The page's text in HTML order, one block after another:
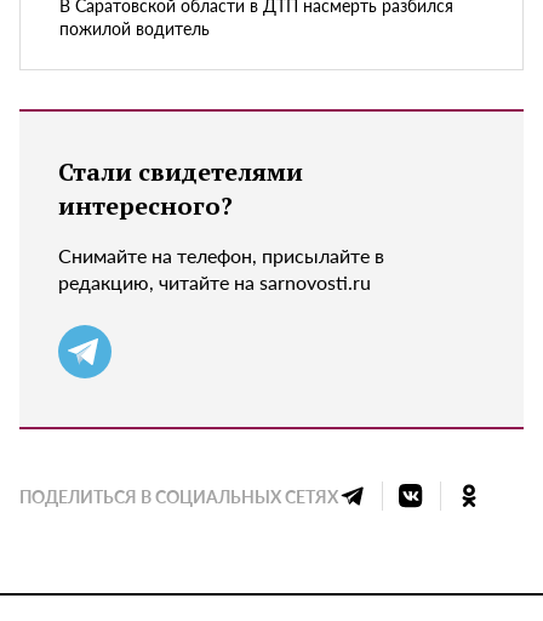
пожилой водитель
Стали свидетелями
интересного?
Снимайте на телефон, присылайте в
редакцию, читайте на sarnovosti.ru
ПОДЕЛИТЬСЯ В СОЦИАЛЬНЫХ СЕТЯХ